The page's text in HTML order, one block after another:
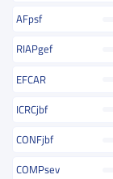
AFpsf
RIAPgef
EFCAR
ICRCjbf
CONFjbf
COMPsev